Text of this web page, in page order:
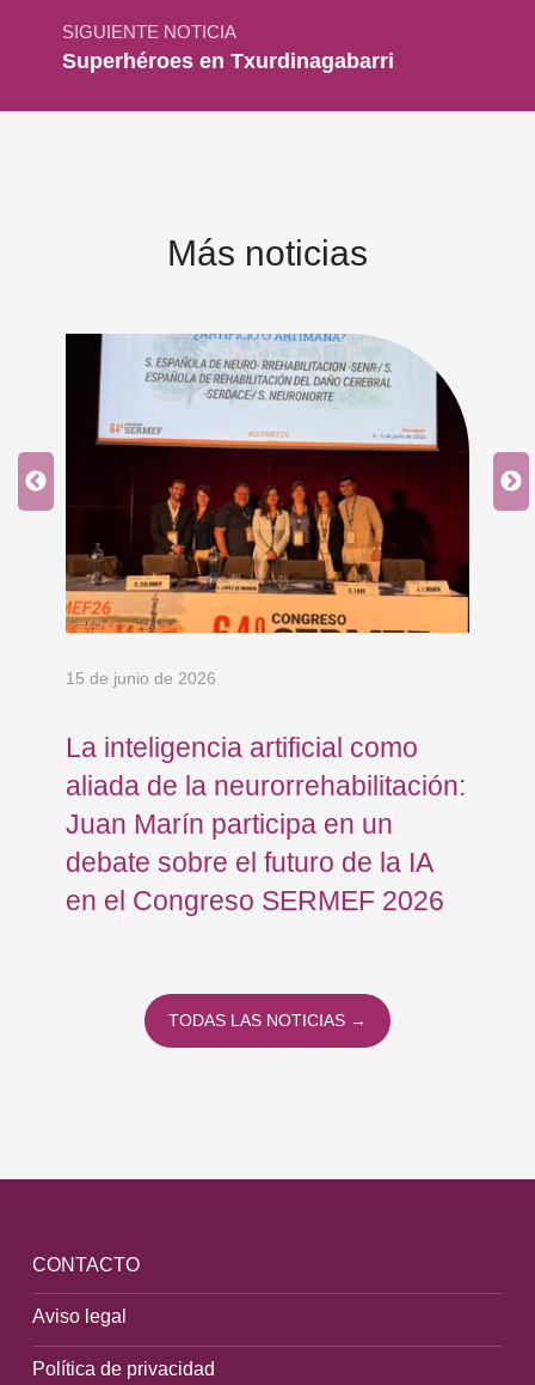
SIGUIENTE NOTICIA
Superhéroes en Txurdinagabarri
Más noticias
15 de junio de 2026
La inteligencia artificial como
aliada de la neurorrehabilitación:
Juan Marín participa en un
debate sobre el futuro de la IA
en el Congreso SERMEF 2026
TODAS LAS NOTICIAS →
CONTACTO
Aviso legal
Política de privacidad